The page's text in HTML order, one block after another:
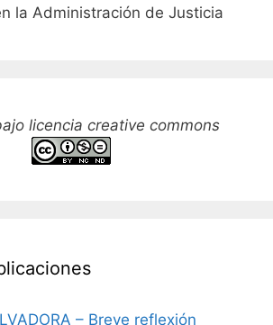
la Administración de Justicia
licencia creative commons
– Breve reflexión